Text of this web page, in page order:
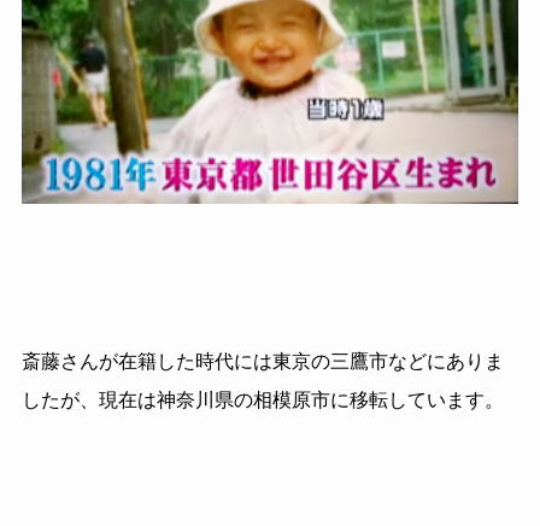
斎藤さんが在籍した時代には東京の三鷹市などにありま
したが、現在は神奈川県の相模原市に移転しています。